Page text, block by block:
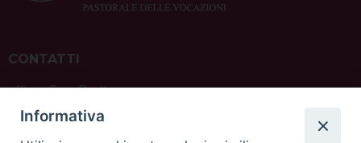
CONTATTI
ufficio: Casa Pio X
via Bonporti, 20 – 35141 Padova
tel: +39 351 619 2354
Informativa